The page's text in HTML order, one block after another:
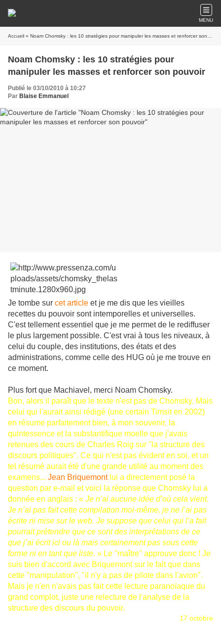
MENU
Accueil » Noam Chomsky : les 10 stratégies pour manipuler les masses et renforcer son pouvoir
Noam Chomsky : les 10 stratégies pour
manipuler les masses et renforcer son pouvoir
Publié le 03/10/2010 à 10:27
Par Blaise Emmanuel
Je tombe sur cet article et je me dis que les vieilles
recettes du pouvoir sont intemporelles et universelles.
C'est tellement essentiel que je me permet de le rediffuser
le plus largement possible. C'est vrai à tous les niveaux, à
celui du couple, des institutions, des états et des
administrations, comme celle des HUG où je me trouve en
ce moment.
Plus fort que Machiavel, merci Noam Chomsky.
Bon, alors il paraît que le texte n'est pas de Chomsky. Mais
celui qui l'aurait ainsi rédigé (une certain Timsit en 2002)
en résume parfaitement bien, à mon souvenir, la
quintessence et la substantifique moelle que j'avais
retenues des cours de Charles Roig sur "la structure des
discours politiques". Ce qui n'est pas évident en soi, et un
tel résumé aurait été d'une grande utilité au moment des
examens... Jean Briquemontlui a directement posé la
question par e-mail et voici la réponse que Chomsky lui a
donnée en anglais : « Je n’ai aucune idée d’où cela vient.
Je n’ai pas fait cette compilation moi-même, je ne l’ai pas
écrite ni mise sur le web. Je suppose que celui qui l’a fait
pourrait prétendre que ce sont des interprétations de ce
que j’ai écrit ici ou là mais certainement pas sous cette
forme ni en tant que liste. » Le "maître" approuve donc ! Je
suis bien d'accord avec Briquemont sur le fait que dans
cette "manipulation", "il n'y a pas de pilote dans l'avion".
Mais je n'en n'avais pas fait cette lecture paranoïaque du
grand complot, juste une relecture de l'analyse de la
structure des discours du pouvoir.
17 octobre